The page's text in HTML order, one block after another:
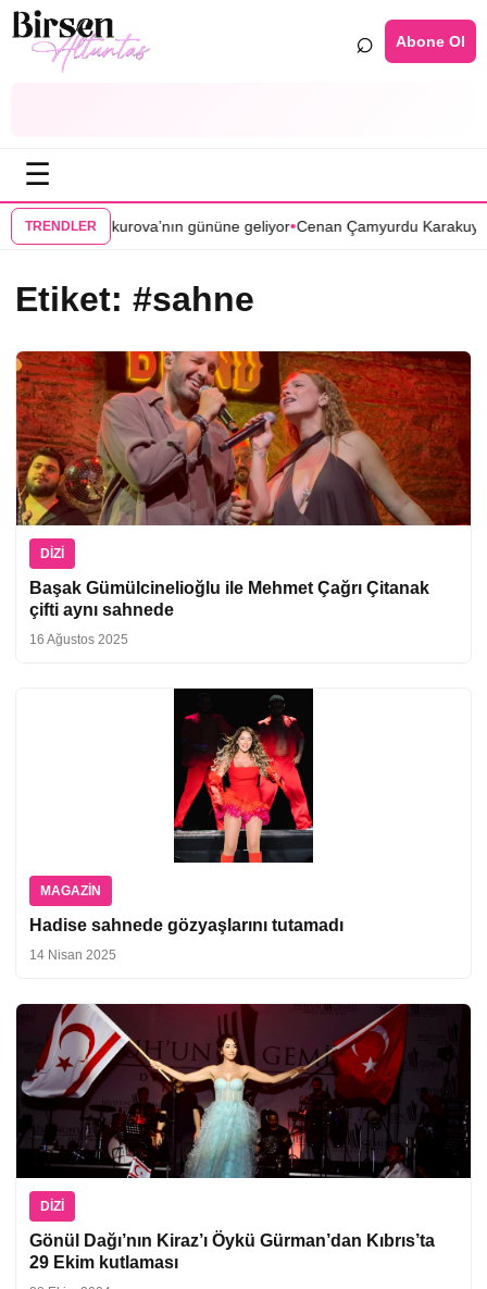
⌕ Abone Ol
☰
TRENDLERÇukurova’nın gününe geliyor•Cenan Çamyurdu Karakuyu
Etiket: #sahne
DIZI
Başak Gümülcinelioğlu ile Mehmet Çağrı Çitanak
çifti aynı sahnede
16 Ağustos 2025
MAGAZIN
Hadise sahnede gözyaşlarını tutamadı
14 Nisan 2025
DIZI
Gönül Dağı’nın Kiraz’ı Öykü Gürman’dan Kıbrıs’ta
29 Ekim kutlaması